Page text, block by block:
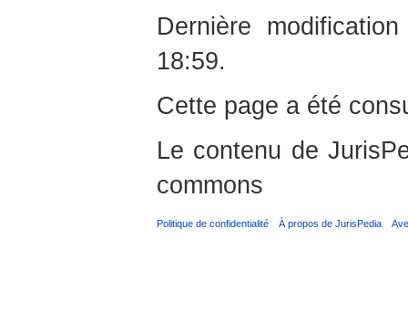
Dernière
18:59.
Cette page a été
Le contenu de
commons
Politique de confidentialité À propos de JurisPedia